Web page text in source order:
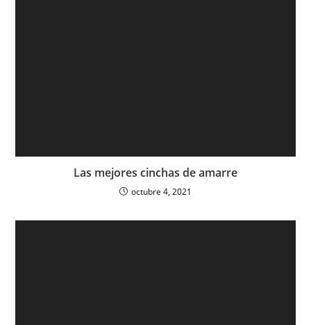
Las mejores cinchas de amarre
octubre 4, 2021